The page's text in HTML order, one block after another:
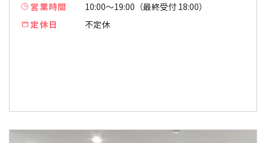
営業時間
10:00〜19:00（最終受付 18:00）
定休日
不定休